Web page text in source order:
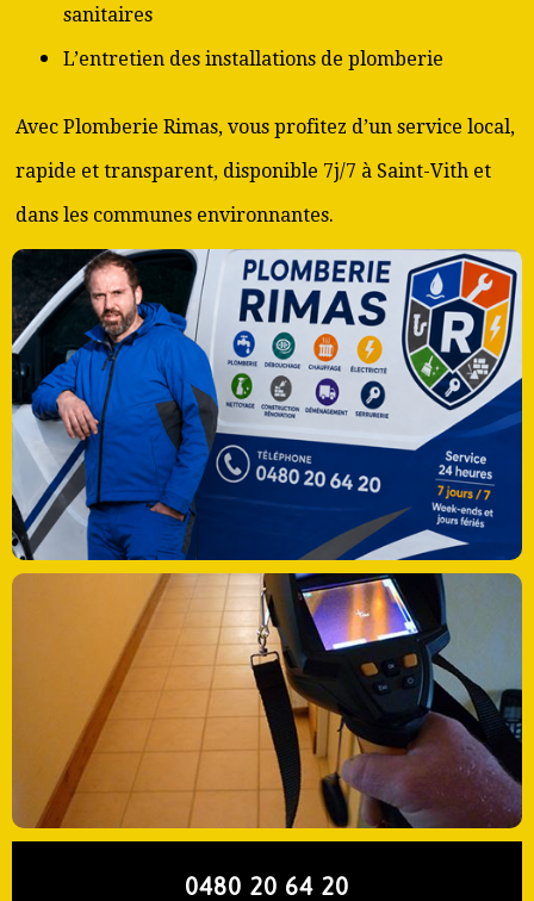
sanitaires
L’entretien des installations de plomberie
Avec Plomberie Rimas, vous profitez d’un service local,
rapide et transparent, disponible 7j/7 à Saint-Vith et
dans les communes environnantes.
0480 20 64 20